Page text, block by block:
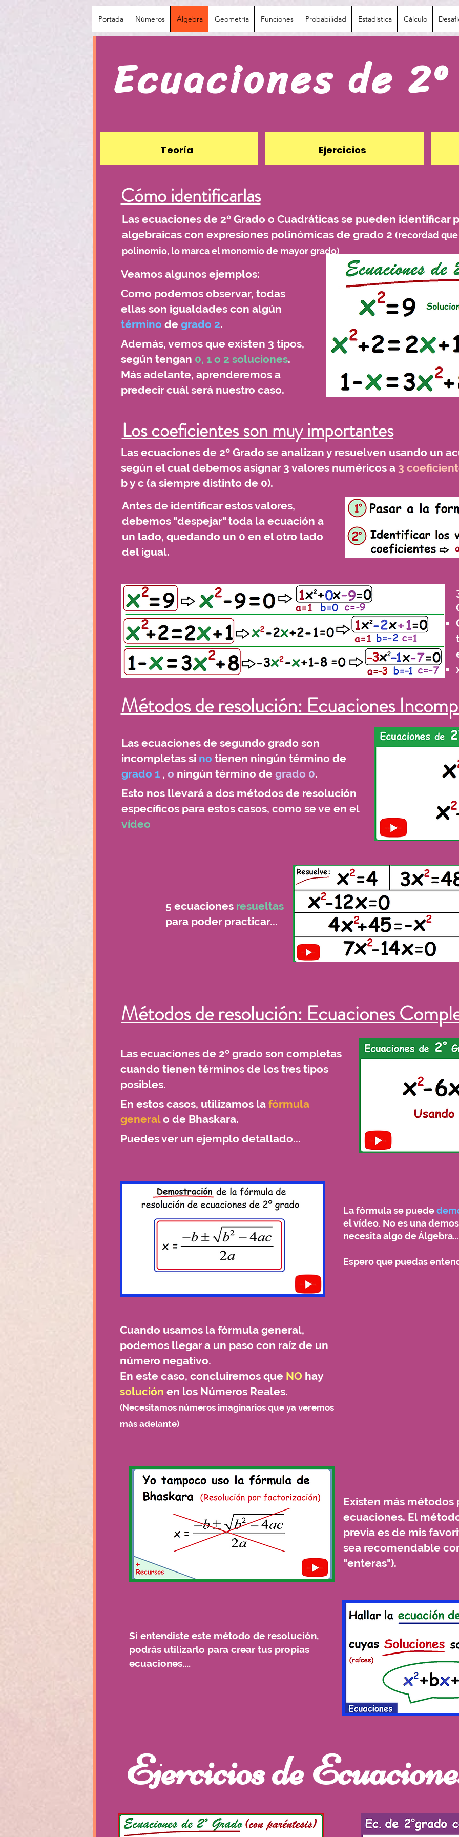
Portada Números Álgebra Geometría Funciones Probabilidad Estadística Cálculo
Ecuaciones de
Cómo identificarlas
Las ecuaciones de 2º Grado o Cuadráticas se pueden identificar
algebraicas con expresiones polinómicas de grado 2 (recordad
polinomio, lo marca el monomio de mayor grado)
Veamos algunos ejemplos:
Como podemos observar, todas
ellas son igualdades con algún
término de grado 2.
Además, vemos que existen 3 tipos,
según tengan 0, 1 o 2 soluciones.
Más adelante, aprenderemos a
predecir cuál será nuestro caso.
Los coeficientes son muy importantes
Las ecuaciones de 2º Grado se analizan y resuelven usando un
según el cual debemos asignar 3 valores numéricos a 3
b y c (a siempre distinto de 0).
Antes de identificar estos valores,
debemos "despejar" toda la ecuación a
un lado, quedando un 0 en el otro lado
del igual.
Métodos de resolución: Ecuaciones
Las ecuaciones de segundo grado son
incompletas si no tienen ningún término de
grado 1 , o ningún término de grado 0.
Esto nos llevará a dos métodos de resolución
específicos para estos casos, como se ve en el
vídeo
5 ecuaciones resueltas
para poder practicar...
Métodos de resolución: Ecuaciones
Las ecuaciones de 2º grado son completas
cuando tienen términos de los tres tipos
posibles.
En estos casos, utilizamos la fórmula
generalo de Bhaskara.
Puedes ver un ejemplo detallado...
La fórmula se puede
el vídeo. No es una
necesita algo de Álgebra...
Espero que puedas
Cuando usamos la fórmula general,
podemos llegar a un paso con raíz de un
número negativo.
En este caso, concluiremos que NO hay
solución en los Números Reales.
(Necesitamos números imaginarios que ya veremos
más adelante)
Existen más métodos
ecuaciones. El
previa es de mis
sea recomendable
"enteras").
Si entendiste este método de resolución,
podrás utilizarlo para crear tus propias
ecuaciones....
Ejercicios de
Teoría Ejercicios